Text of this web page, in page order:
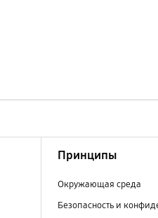
Принципы
Окружающая среда
Безопасность и